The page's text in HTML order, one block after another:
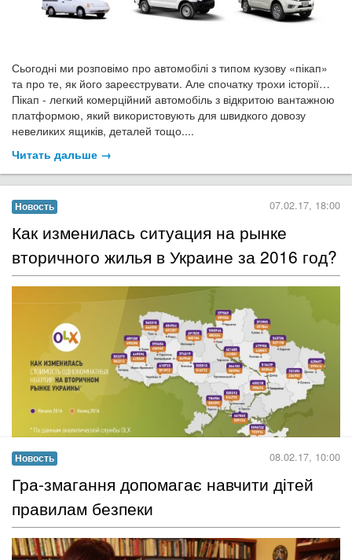
Сьогодні ми розповімо про автомобілі з типом кузову «пікап»
та про те, як його зареєструвати. Але спочатку трохи історії…
Пікап - легкий комерційний автомобіль з відкритою вантажною
платформою, який використовують для швидкого довозу
невеликих ящиків, деталей тощо....
Читать дальше →
Новость 07.02.17, 18:00
Как изменилась ситуация на рынке
вторичного жилья в Украине за 2016 год?
Рынок вторичной недвижимости в Украине в 2016 году
демонстрировал незначительное снижение цен на квартиры.
Специалисты сервиса объявлений OLX проанализировали
колебания цен на недвижимость за минувший год и
определили, где в Украине выгоднее покупать квартиры....